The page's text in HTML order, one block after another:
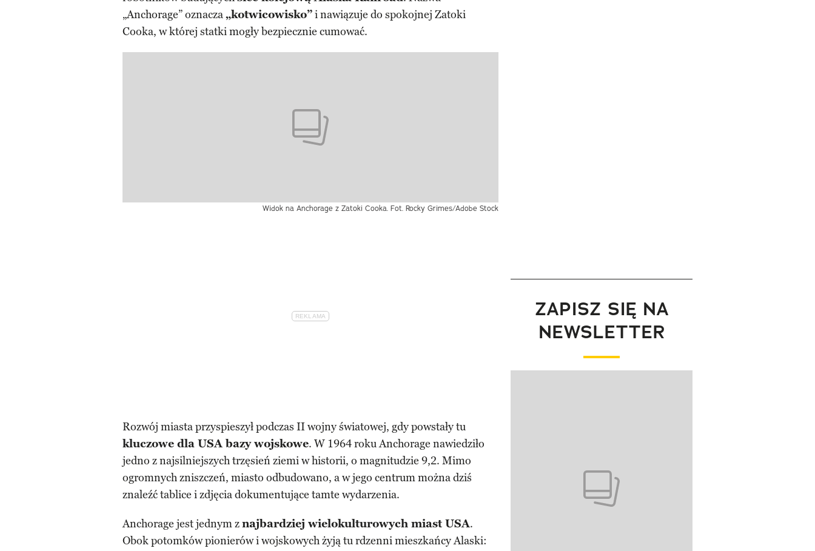
„Anchorage” oznacza„kotwicowisko”i nawiązuje do spokojnej Zatoki
Cooka, w której statki mogły bezpiecznie cumować.
Widok na Anchorage z Zatoki Cooka. Fot. Rocky Grimes/Adobe Stock
Rozwój miasta przyspieszył podczas II wojny światowej, gdy powstały tu
kluczowe dla USA bazy wojskowe. W 1964 roku Anchorage nawiedziło
jedno z najsilniejszych trzęsień ziemi w historii, o magnitudzie 9,2. Mimo
ogromnych zniszczeń, miasto odbudowano, a w jego centrum można dziś
znaleźć tablice i zdjęcia dokumentujące tamte wydarzenia.
Anchorage jest jednym znajbardziej wielokulturowych miast USA.
Obok potomków pionierów i wojskowych żyją tu rdzenni mieszkańcy Alaski:
ZAPISZ SIĘ NA
NEWSLETTER